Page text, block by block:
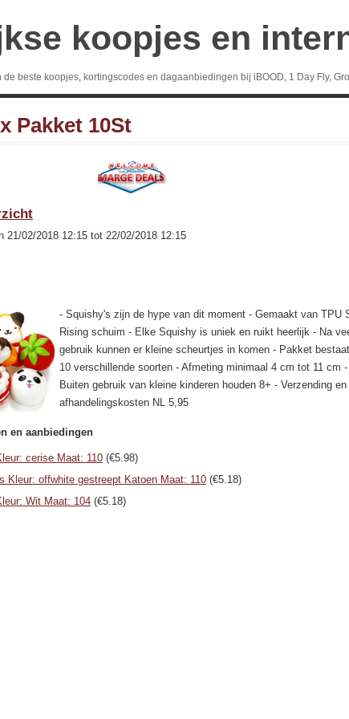
koopjes en
beste koopjes, kortingscodes en dagaanbiedingen bij iBOOD, 1 Day Fly,
Pakket 10St
21/02/2018 12:15 tot 22/02/2018 12:15
- Squishy's zijn de hype van dit moment - Gemaakt van TPU
Rising schuim - Elke Squishy is uniek en ruikt heerlijk - Na
gebruik kunnen er kleine scheurtjes in komen - Pakket
10 verschillende soorten - Afmeting minimaal 4 cm tot 11 cm -
Buiten gebruik van kleine kinderen houden 8+ - Verzending en
afhandelingskosten NL 5,95
en aanbiedingen
cerise Maat: 110 (€5.98)
Kleur: offwhite gestreept Katoen Maat: 110 (€5.18)
Wit Maat: 104 (€5.18)